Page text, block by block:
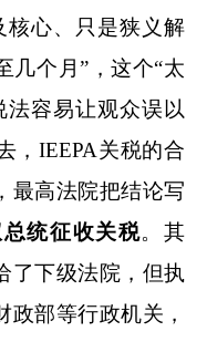
核心、只是狭义解
几个月”，这个“太
法容易让观众误以
，IEEPA关税的合
最高法院把结论写
统征收关税。其
了下级法院，但执
部等行政机关，